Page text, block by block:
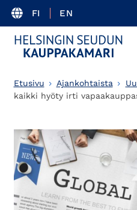
FI EN
Etusivu Ajankohtaista
kaikki hyöty irti